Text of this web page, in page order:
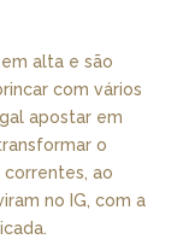
alta e são
com vários
apostar em
o
ao
no IG, com a